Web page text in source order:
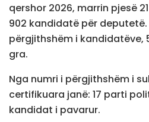
qershor 2026, marrin pjesë
902 kandidatë për deputetë.
përgjithshëm i kandidatëve,
gra.
Nga numri i përgjithshëm i
certifikuara janë: 17 parti
kandidat i pavarur.